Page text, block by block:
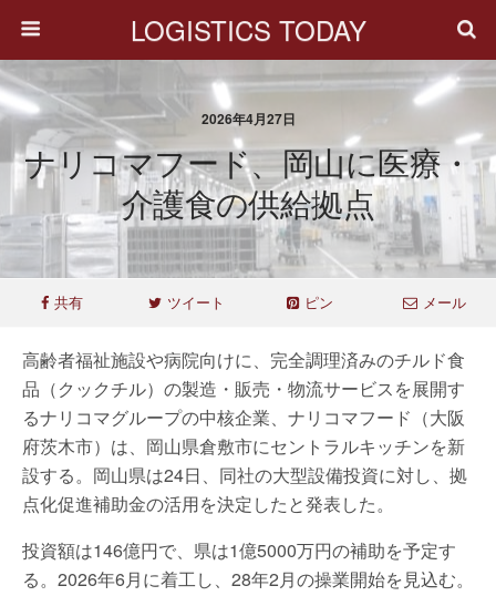
LOGISTICS TODAY
2026年4月27日
ナリコマフード、岡山に医療・
介護食の供給拠点
共有 ツイート ピン メール
高齢者福祉施設や病院向けに、完全調理済みのチルド食
品（クックチル）の製造・販売・物流サービスを展開す
るナリコマグループの中核企業、ナリコマフード（大阪
府茨木市）は、岡山県倉敷市にセントラルキッチンを新
設する。岡山県は24日、同社の大型設備投資に対し、拠
点化促進補助金の活用を決定したと発表した。
投資額は146億円で、県は1億5000万円の補助を予定す
る。2026年6月に着工し、28年2月の操業開始を見込む。